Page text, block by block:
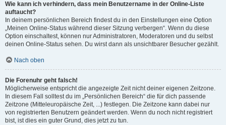
Wie kann ich verhindern, dass mein Benutzername in der Online-Liste
auftaucht?
In deinem persönlichen Bereich findest du in den Einstellungen eine Option
„Meinen Online-Status während dieser Sitzung verbergen“. Wenn du diese
Option einschaltest, können nur Administratoren, Moderatoren und du selbst
deinen Online-Status sehen. Du wirst dann als unsichtbarer Besucher gezählt.
Nach oben
Die Forenuhr geht falsch!
Möglicherweise entspricht die angezeigte Zeit nicht deiner eigenen Zeitzone.
In diesem Fall solltest du im „Persönlichen Bereich“ die für dich passende
Zeitzone (Mitteleuropäische Zeit, ...) festlegen. Die Zeitzone kann dabei nur
von registrierten Benutzern geändert werden. Wenn du noch nicht registriert
bist, ist dies ein guter Grund, dies jetzt zu tun.